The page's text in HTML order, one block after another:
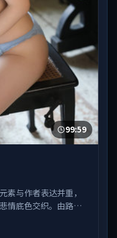
99:59
与作者表达并重，
情底色交织。由路阳
，中国香港出品，类